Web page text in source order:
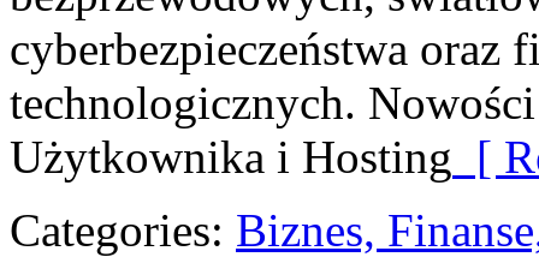
cyberbezpieczeństwa oraz
technologicznych.
Użytkownika i Hosting [
Categories: Biznes,